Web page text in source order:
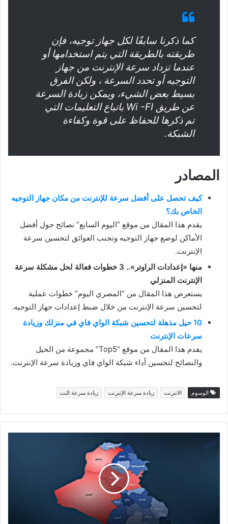
كما ذكرنا سابقًا لكل جهاز توجيه، فإن
طريقته بالطريقة التي يتم استخدامها أو
عندما تزداد سرعة الإنترنت من جهاز
التوجيه أو تحدد السرعة ، ولكن الفرق
بسيط بعض الشيء، ويمكن زيادة السرعة
عن طريق Wi -FI باتباع التعليمات التي
تم ذكرها للحفاظ على قوة وكفاءة
الشبكة.
المصادر
كيف تحصل على أفضل سرعة للإنترنت من مكان جهاز التوجيه
الخاص بك؟
يقدم هذا المقال من موقع “اليوم السابع” نصائح حول أفضل
الأماكن لوضع جهاز التوجيه وتجنب العوائق لتحسين سرعة
الإنترنت.
منها «إعدادات الراوتر».. 3 خطوات فعالة لحل مشكلة سرعة
الإنترنت المنزلي
يستعرض هذا المقال من “المصري اليوم” خطوات عملية
لتحسين سرعة الإنترنت من خلال ضبط إعدادات جهاز التوجيه.
10 حيل مذهلة لتحسين شبكة الواي فاي في منزلك وزيادة
سرعات الإنترنت
يقدم هذا المقال من موقع “Top5” مجموعة من الحيل
والنصائح لتحسين أداء شبكة الواي فاي وزيادة سرعة الإنترنت.
الوسوم الانترنت زيادة سرعة الإنترنت زيادة سرعة النت